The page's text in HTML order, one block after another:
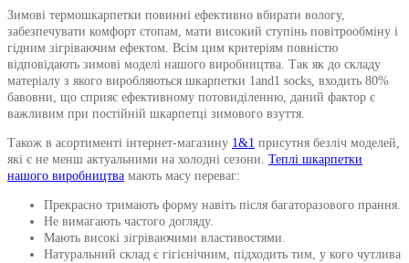
Зимові термошкарпетки повинні ефективно вбирати вологу,
забезпечувати комфорт стопам, мати високий ступінь повітрообміну і
гідним зігріваючим ефектом. Всім цим критеріям повністю
відповідають зимові моделі нашого виробництва. Так як до складу
матеріалу з якого виробляються шкарпетки 1and1 socks, входить 80%
бавовни, що сприяє ефективному потовиділенню, даний фактор є
важливим при постійній шкарпетці зимового взуття.
Також в асортименті інтернет-магазину 1&1 присутня безліч моделей,
які є не менш актуальними на холодні сезони. Теплі шкарпетки
нашого виробництва мають масу переваг:
Прекрасно тримають форму навіть після багаторазового прання.
Не вимагають частого догляду.
Мають високі зігріваючими властивостями.
Натуральний склад є гігієнічним, підходить тим, у кого чутлива